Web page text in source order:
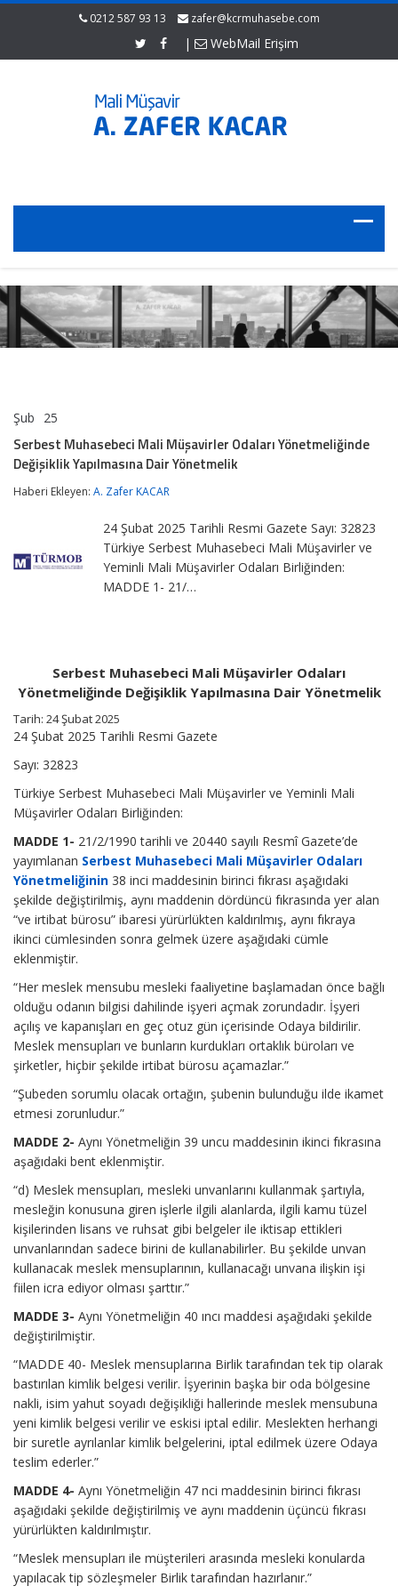
0212 587 93 13 zafer@kcrmuhasebe.com
| WebMail Erişim
Şub 25
Mali
Müşavirler
Yönetmeliğinde
Yapılmasına
Yönetmelik
için
Serbest Muhasebeci Mali Müşavirler Odaları Yönetmeliğinde
Değişiklik Yapılmasına Dair Yönetmelik
Haberi Ekleyen: A. Zafer KACAR
24 Şubat 2025 Tarihli Resmi Gazete Sayı: 32823
Türkiye Serbest Muhasebeci Mali Müşavirler ve
Yeminli Mali Müşavirler Odaları Birliğinden:
MADDE 1- 21/…
Serbest Muhasebeci Mali Müşavirler Odaları
Yönetmeliğinde Değişiklik Yapılmasına Dair Yönetmelik
Tarih: 24 Şubat 2025
24 Şubat 2025 Tarihli Resmi Gazete
Sayı: 32823
Türkiye Serbest Muhasebeci Mali Müşavirler ve Yeminli Mali
Müşavirler Odaları Birliğinden:
MADDE 1- 21/2/1990 tarihli ve 20440 sayılı Resmî Gazete’de
yayımlanan Serbest Muhasebeci Mali Müşavirler Odaları
Yönetmeliğinin 38 inci maddesinin birinci fıkrası aşağıdaki
şekilde değiştirilmiş, aynı maddenin dördüncü fıkrasında yer alan
“ve irtibat bürosu” ibaresi yürürlükten kaldırılmış, aynı fıkraya
ikinci cümlesinden sonra gelmek üzere aşağıdaki cümle
eklenmiştir.
“Her meslek mensubu mesleki faaliyetine başlamadan önce bağlı
olduğu odanın bilgisi dahilinde işyeri açmak zorundadır. İşyeri
açılış ve kapanışları en geç otuz gün içerisinde Odaya bildirilir.
Meslek mensupları ve bunların kurdukları ortaklık büroları ve
şirketler, hiçbir şekilde irtibat bürosu açamazlar.”
“Şubeden sorumlu olacak ortağın, şubenin bulunduğu ilde ikamet
etmesi zorunludur.”
MADDE 2- Aynı Yönetmeliğin 39 uncu maddesinin ikinci fıkrasına
aşağıdaki bent eklenmiştir.
“d) Meslek mensupları, mesleki unvanlarını kullanmak şartıyla,
mesleğin konusuna giren işlerle ilgili alanlarda, ilgili kamu tüzel
kişilerinden lisans ve ruhsat gibi belgeler ile iktisap ettikleri
unvanlarından sadece birini de kullanabilirler. Bu şekilde unvan
kullanacak meslek mensuplarının, kullanacağı unvana ilişkin işi
fiilen icra ediyor olması şarttır.”
MADDE 3- Aynı Yönetmeliğin 40 ıncı maddesi aşağıdaki şekilde
değiştirilmiştir.
“MADDE 40- Meslek mensuplarına Birlik tarafından tek tip olarak
bastırılan kimlik belgesi verilir. İşyerinin başka bir oda bölgesine
nakli, isim yahut soyadı değişikliği hallerinde meslek mensubuna
yeni kimlik belgesi verilir ve eskisi iptal edilir. Meslekten herhangi
bir suretle ayrılanlar kimlik belgelerini, iptal edilmek üzere Odaya
teslim ederler.”
MADDE 4- Aynı Yönetmeliğin 47 nci maddesinin birinci fıkrası
aşağıdaki şekilde değiştirilmiş ve aynı maddenin üçüncü fıkrası
yürürlükten kaldırılmıştır.
“Meslek mensupları ile müşterileri arasında mesleki konularda
yapılacak tip sözleşmeler Birlik tarafından hazırlanır.”